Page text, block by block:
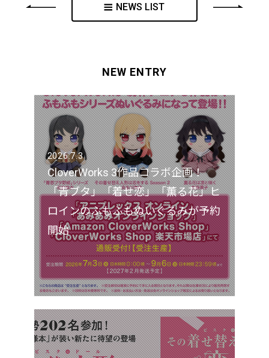
NEWS LIST
NEW ENTRY
2026.7.3
CloverWorks 3作品コラボ企画！
「青ブタ」「着せ恋」「薫る花」ヒ
ロインのふもふもぬいぐるみが予約
開始